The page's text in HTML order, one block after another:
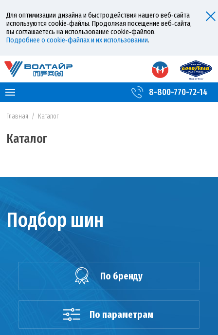
Для оптимизации дизайна и быстродействия нашего веб‑сайта
используются cookie‑файлы. Продолжая посещение веб‑сайта,
вы соглашаетесь на использование cookie‑файлов.
Подробнее о cookie‑файлах и их использовании.
8-800-770-72-14
Главная / Каталог
Каталог
Подбор шин
По бренду
По параметрам